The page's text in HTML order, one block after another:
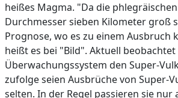
heißes Magma. "Da die
Durchmesser sieben Kilometer groß
Prognose, wo es zu einem Ausbruch
heißt es bei "Bild". Aktuell
Überwachungssystem den Super-
zufolge seien Ausbrüche von Super-
selten. In der Regel passieren sie nur